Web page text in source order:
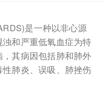
是一种以非心源
和严重低氧血症为特
其病因包括肺和肺外
肺炎、误吸、肺挫伤